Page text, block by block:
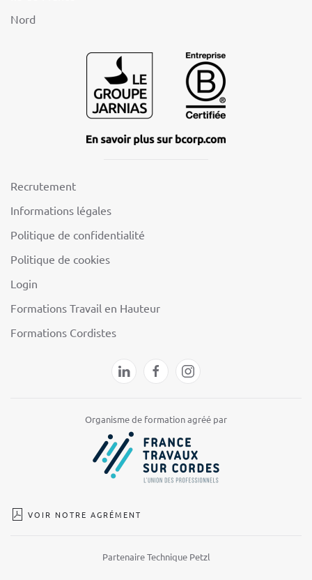
Nord
Recrutement
Informations légales
Politique de confidentialité
Politique de cookies
Login
Formations Travail en Hauteur
Formations Cordistes
Organisme de formation agréé par
VOIR NOTRE AGRÉMENT
Partenaire Technique Petzl